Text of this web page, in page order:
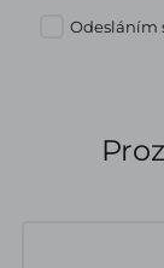
Odesláním